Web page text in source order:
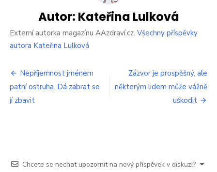
v
krvi
je
problém.
neignorujte
Autor: Kateřina Lulková
Externí autorka magazínu AAzdraví.cz. Všechny příspěvky
autora Kateřina Lulková
Navigace
pro
příspěvek
Nepříjemnost jménem
patní ostruha. Dá zabrat se
jí zbavit
Zázvor je prospěšný, ale
některým lidem může vážně
uškodit
Chcete se nechat upozornit na nový příspěvek v diskuzi?